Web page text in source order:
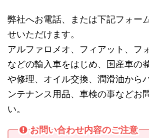
弊社へお電話、または下記フォー
せいただけます。
アルファロメオ、フィアット、フ
などの輸入車をはじめ、国産車の
や修理、オイル交換、潤滑油から
ンテナンス用品、車検の事などお
い。
お問い合わせ内容のご注意